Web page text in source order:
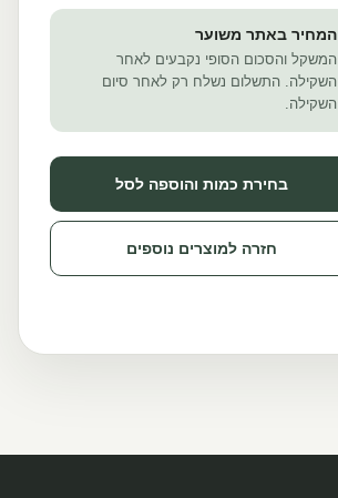
המחיר באתר משוער
המשקל והסכום הסופי נקבעים לאחר
השקילה. התשלום נשלח רק לאחר סיום
השקילה.
בחירת כמות והוספה לסל
חזרה למוצרים נוספים